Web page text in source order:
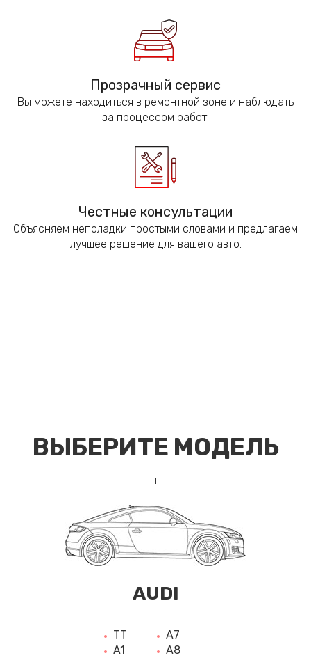
Прозрачный сервис
Вы можете находиться в ремонтной зоне и наблюдать
за процессом работ.
Честные консультации
Объясняем неполадки простыми словами и предлагаем
лучшее решение для вашего авто.
ВЫБЕРИТЕ МОДЕЛЬ
AUDI
TT
A1
A7
A8